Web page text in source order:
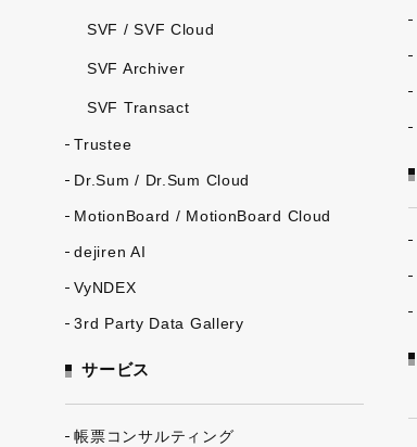
SVF / SVF Cloud
SVF Archiver
SVF Transact
Trustee
Dr.Sum / Dr.Sum Cloud
MotionBoard / MotionBoard Cloud
dejiren AI
VyNDEX
3rd Party Data Gallery
サービス
帳票コンサルティング